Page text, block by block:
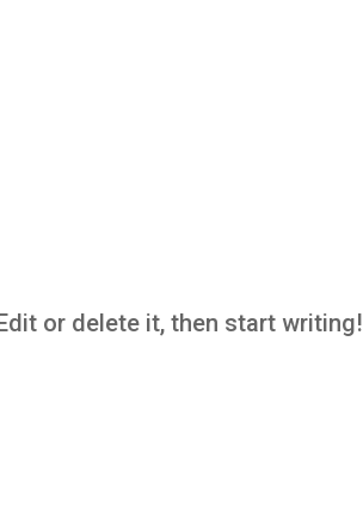
or delete it, then start writing!